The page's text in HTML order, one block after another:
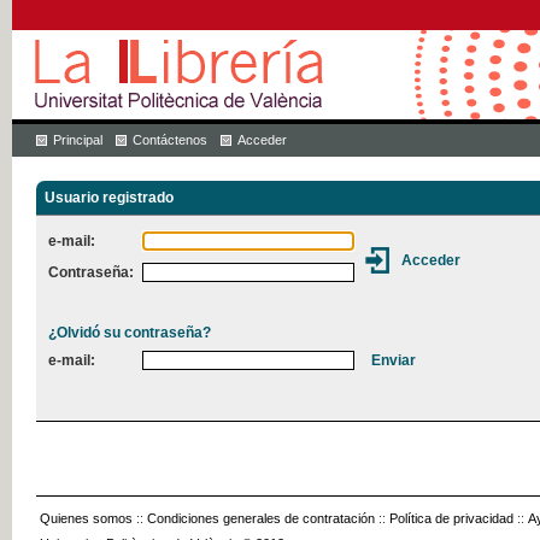
Principal Contáctenos Acceder
Usuario registrado
e-mail:
Contraseña:
¿Olvidó su contraseña?
e-mail:
Quienes somos :: Condiciones generales de contratación :: Política de privacidad ::